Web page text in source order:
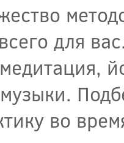
для
во